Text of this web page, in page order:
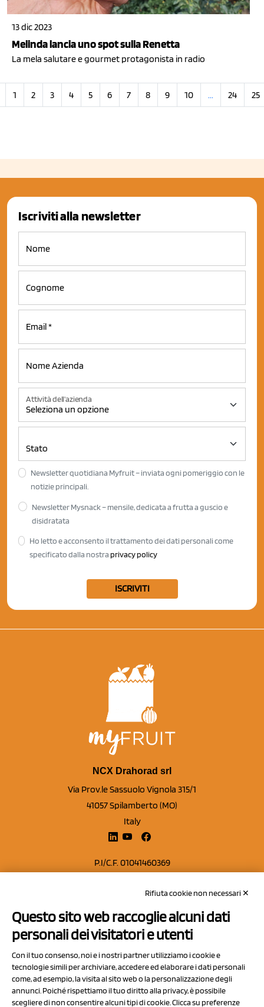
13 dic 2023
Melinda lancia uno spot sulla Renetta
La mela salutare e gourmet protagonista in radio
1 2 3 4 5 6 7 8 9 10 ... 24 25
Iscriviti alla newsletter
Attività dell'azienda
Newsletter quotidiana Myfruit – inviata ogni pomeriggio con le
notizie principali.
Newsletter Mysnack – mensile, dedicata a frutta a guscio e
disidratata
Ho letto e acconsento il trattamento dei dati personali come
specificato dalla nostra privacy policy
ISCRIVITI
NCX Drahorad srl
Via Prov.le Sassuolo Vignola 315/1
41057 Spilamberto (MO)
Italy
P.I/C.F. 01041460369
Capitale sociale Euro 50.000,00 i.v.
Contatti
Privacy Policy
Cookie Policy
Chi Siamo
Rifiuta cookie non necessari ✕
Questo sito web raccoglie alcuni dati
personali dei visitatori e utenti
Con il tuo consenso, noi e i nostri partner utilizziamo i cookie e
tecnologie simili per archiviare, accedere ed elaborare i dati personali
come, ad esempio, la visita al sito web o la personalizzazione degli
annunci. Poiché rispettiamo il tuo diritto alla privacy, è possibile
scegliere di non consentire alcuni tipi di cookie. Clicca su preferenze